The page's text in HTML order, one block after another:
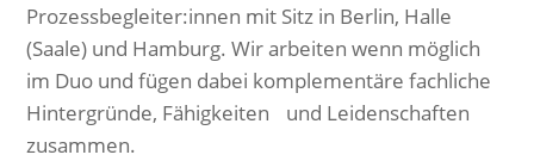
Prozessbegleiter:innen mit Sitz in Berlin, Halle
(Saale) und Hamburg. Wir arbeiten wenn möglich
im Duo und fügen dabei komplementäre fachliche
Hintergründe, Fähigkeiten und Leidenschaften
zusammen.